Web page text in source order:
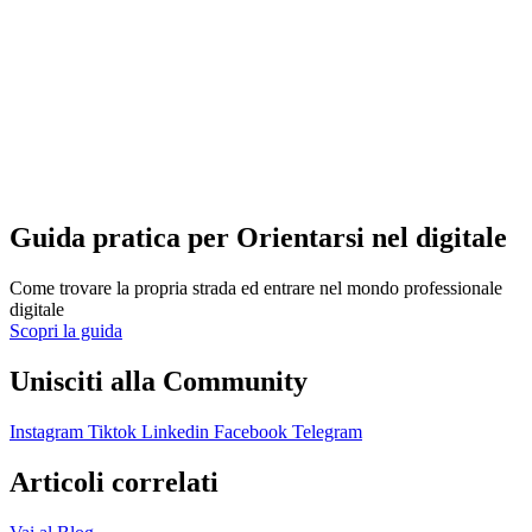
Guida pratica per Orientarsi nel digitale
Come trovare la propria strada ed entrare nel mondo professionale
digitale
Scopri la guida
Unisciti alla Community
Instagram Tiktok Linkedin Facebook Telegram
Articoli correlati